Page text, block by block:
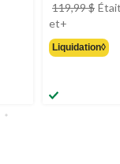
119,99 $
et+
était
à
Liquidation◊